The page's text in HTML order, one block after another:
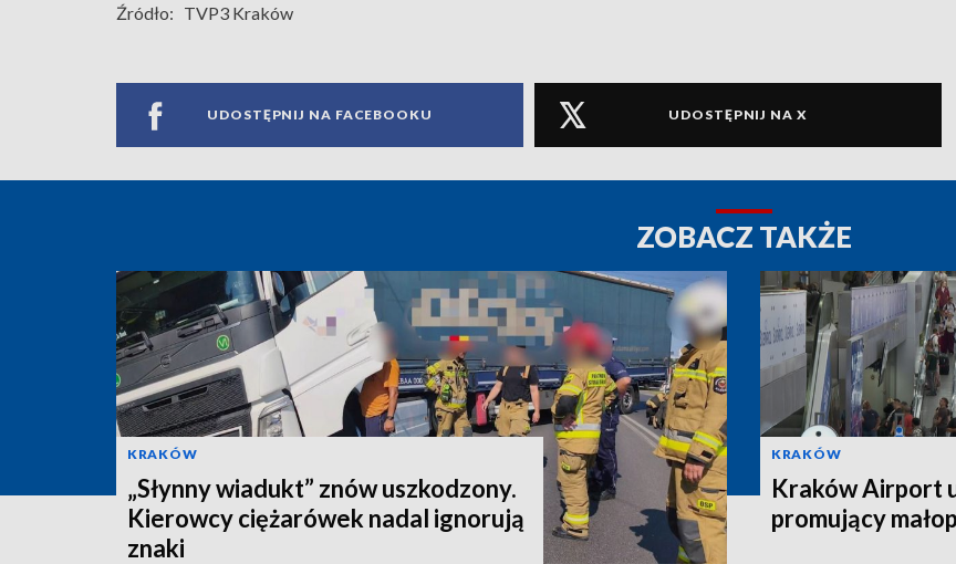
Źródło: TVP3 Kraków
UDOSTĘPNIJ NA FACEBOOKU UDOSTĘPNIJ NA X
ZOBACZ TAKŻE
KRAKÓW
„Słynny wiadukt” znów uszkodzony.
Kierowcy ciężarówek nadal ignorują
znaki
KRAKÓW
Kraków Airport
promujący